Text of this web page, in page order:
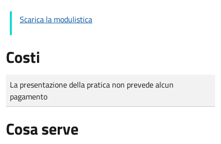
Scarica la modulistica
Costi
Tipo di pagamento
Importo
La presentazione della pratica non prevede alcun
pagamento
Cosa serve